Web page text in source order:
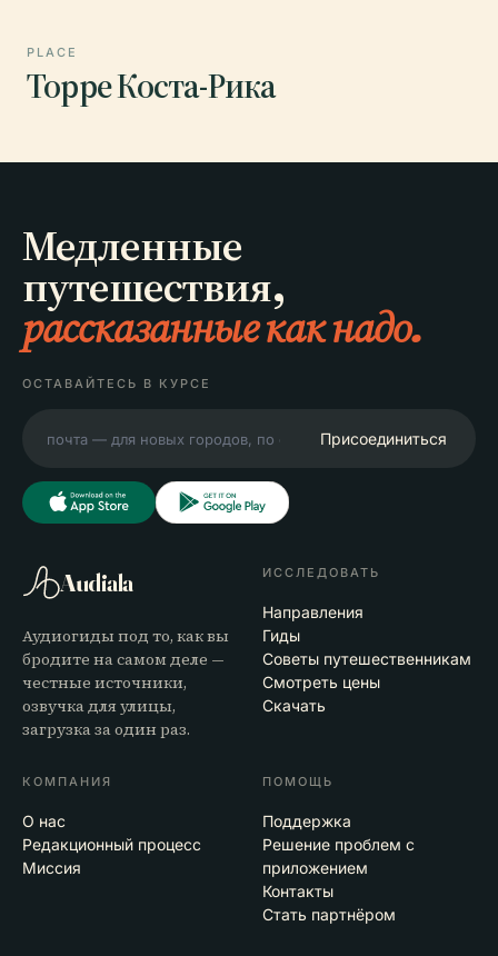
PLACE
Торре Коста-Рика
Медленные
путешествия,
рассказанные как надо.
ОСТАВАЙТЕСЬ В КУРСЕ
Присоединиться
Audiala
Аудиогиды под то, как вы
бродите на самом деле —
честные источники,
озвучка для улицы,
загрузка за один раз.
ИССЛЕДОВАТЬ
Направления
Гиды
Советы путешественникам
Смотреть цены
Скачать
КОМПАНИЯ
О нас
Редакционный процесс
Миссия
ПОМОЩЬ
Поддержка
Решение проблем с
приложением
Контакты
Стать партнёром